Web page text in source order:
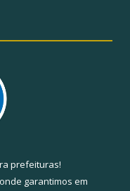
prefeituras!
garantimos em